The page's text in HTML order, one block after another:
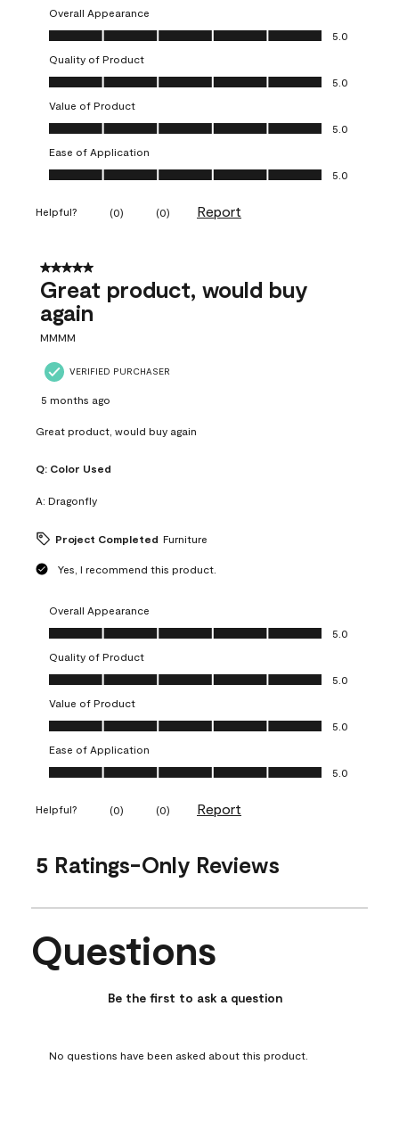
Overall Appearance
Overall Appearance, 5.0 out of 5
5.0
Quality of Product
Quality of Product, 5.0 out of 5
5.0
Value of Product
Value of Product, 5.0 out of 5
5.0
Ease of Application
Ease of Application, 5.0 out of 5
5.0
Helpful? (0) (0) Report
5 out of 5 stars.
Great product, would buy
again
MMMM
VERIFIED PURCHASER
5 months ago
Great product, would buy again
Q: Color Used
A: Dragonfly
Project Completed Furniture
Yes, I recommend this product.
Overall Appearance
Overall Appearance, 5.0 out of 5
5.0
Quality of Product
Quality of Product, 5.0 out of 5
5.0
Value of Product
Value of Product, 5.0 out of 5
5.0
Ease of Application
Ease of Application, 5.0 out of 5
5.0
Helpful? (0) (0) Report
5 Ratings-Only Reviews
No questions have been asked about this product.
Questions
Be the first to ask a question
No questions have been asked about this product.